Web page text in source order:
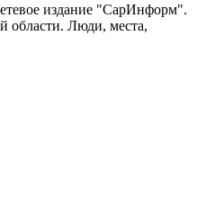
издание "СарИнформ".
области. Люди, места,